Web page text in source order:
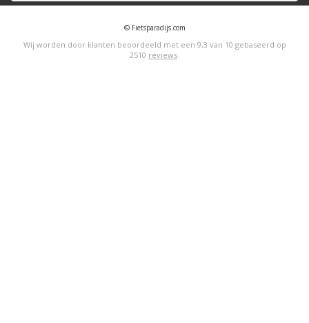
© Fietsparadijs.com
Wij worden door klanten beoordeeld met een 9,3 van 10 gebaseerd op
2510 reviews.